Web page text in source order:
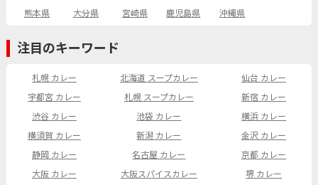
熊本県
大分県 宮崎県 鹿児島県 沖縄県
注目のキーワード
札幌 カレー 北海道 スープカレー
仙台 カレー
宇都宮 カレー
札幌 スープカレー
新宿 カレー
渋谷 カレー
池袋 カレー
横浜 カレー
横須賀 カレー
新潟 カレー
金沢 カレー
静岡 カレー
名古屋 カレー
京都 カレー
大阪 カレー
大阪スパイスカレー
堺 カレー